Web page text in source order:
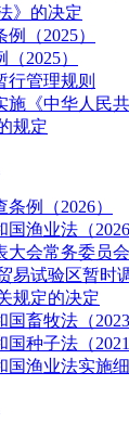
》的决定
（2025）
2025）
行管理规则
施《中华人民
规定
例（2026）
渔业法（2026
大会常务委员
易试验区暂时
规定的决定
畜牧法（2023
种子法（2021
渔业法实施细